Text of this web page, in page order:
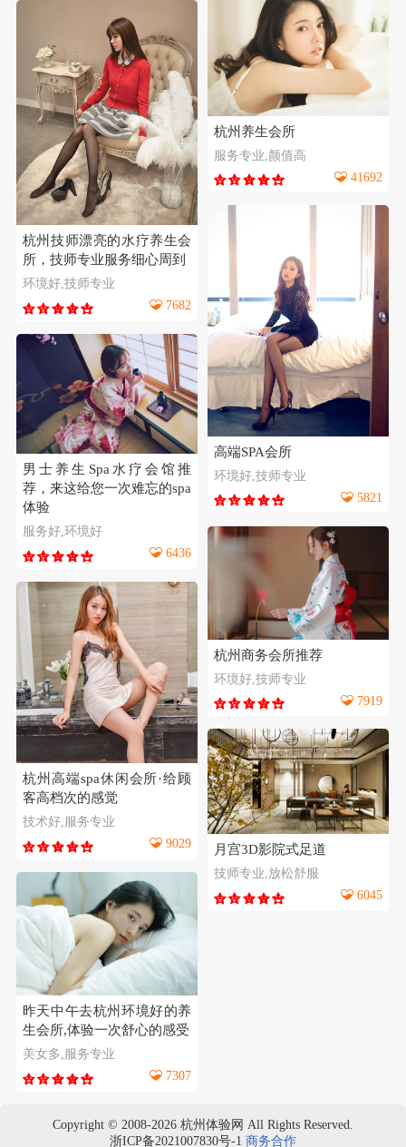
杭州养生会所
服务专业,颜值高
41692
杭州技师漂亮的水疗养生会
所，技师专业服务细心周到
环境好,技师专业
7682
高端SPA会所
环境好,技师专业
5821
男士养生Spa水疗会馆推
荐，来这给您一次难忘的spa
体验
服务好,环境好
6436
杭州商务会所推荐
环境好,技师专业
7919
杭州高端spa休闲会所·给顾
客高档次的感觉
技术好,服务专业
9029 月宫3D影院式足道
技师专业,放松舒服
6045
昨天中午去杭州环境好的养
生会所,体验一次舒心的感受
美女多,服务专业
7307
Copyright © 2008-2026 杭州体验网 All Rights Reserved.
浙ICP备2021007830号-1 商务合作